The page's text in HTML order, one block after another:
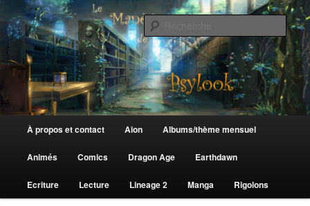
au
contenu
principalLe Manège de Psylook
principal
À propos et contact Aion Albums/thème mensuel
Animés Comics Dragon Age Earthdawn
Ecriture Lecture Lineage 2 Manga Rigolons